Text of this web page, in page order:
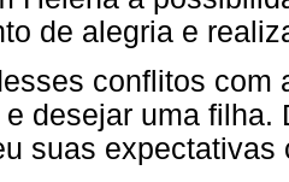
de alegria e
conflitos com
desejar uma filha.
suas expectativas